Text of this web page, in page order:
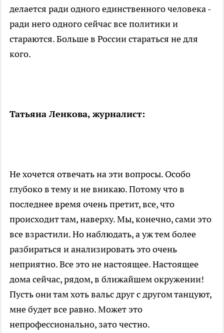
делается ради одного единственного человека -
ради него одного сейчас все политики и
стараются. Больше в России стараться не для
кого.
Татьяна Ленкова, журналист:
Не хочется отвечать на эти вопросы. Особо
глубоко в тему и не вникаю. Потому что в
последнее время очень претит, все, что
происходит там, наверху. Мы, конечно, сами это
все взрастили. Но наблюдать, а уж тем более
разбираться и анализировать это очень
неприятно. Все это не настоящее. Настоящее
дома сейчас, рядом, в ближайшем окружении!
Пусть они там хоть вальс друг с другом танцуют,
мне будет все равно. Может это
непрофессионально, зато честно.